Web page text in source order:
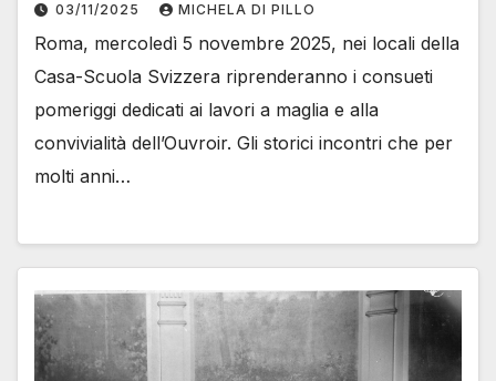
03/11/2025 MICHELA DI PILLO
Roma, mercoledì 5 novembre 2025, nei locali della
Casa-Scuola Svizzera riprenderanno i consueti
pomeriggi dedicati ai lavori a maglia e alla
convivialità dell’Ouvroir. Gli storici incontri che per
molti anni…